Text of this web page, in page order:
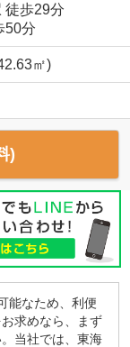
徒歩29分
50分
㎡)
)
能なため、利便
求めなら、まず
当社では、東海